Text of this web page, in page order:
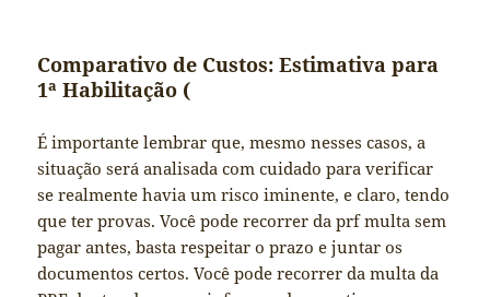
Comparativo de Custos: Estimativa para
1ª Habilitação (
É importante lembrar que, mesmo nesses casos, a
situação será analisada com cuidado para verificar
se realmente havia um risco iminente, e claro, tendo
que ter provas. Você pode recorrer da prf multa sem
pagar antes, basta respeitar o prazo e juntar os
documentos certos. Você pode recorrer da multa da